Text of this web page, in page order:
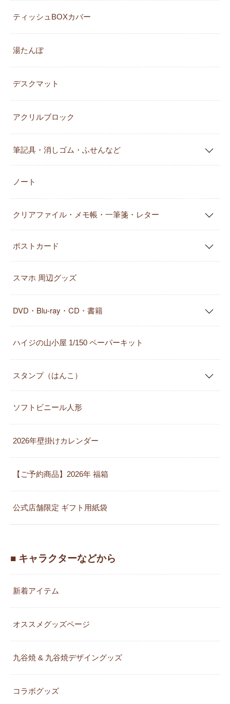
ティッシュBOXカバー
湯たんぽ
デスクマット
アクリルブロック
筆記具・消しゴム・ふせんなど
ノート
クリアファイル・メモ帳・一筆箋・レター
ポストカード
スマホ 周辺グッズ
DVD・Blu-ray・CD・書籍
ハイジの山小屋 1/150 ペーパーキット
スタンプ（はんこ）
ソフトビニール人形
2026年壁掛けカレンダー
【ご予約商品】2026年 福箱
公式店舗限定 ギフト用紙袋
■ キャラクターなどから
新着アイテム
オススメグッズページ
九谷焼 & 九谷焼デザイングッズ
コラボグッズ